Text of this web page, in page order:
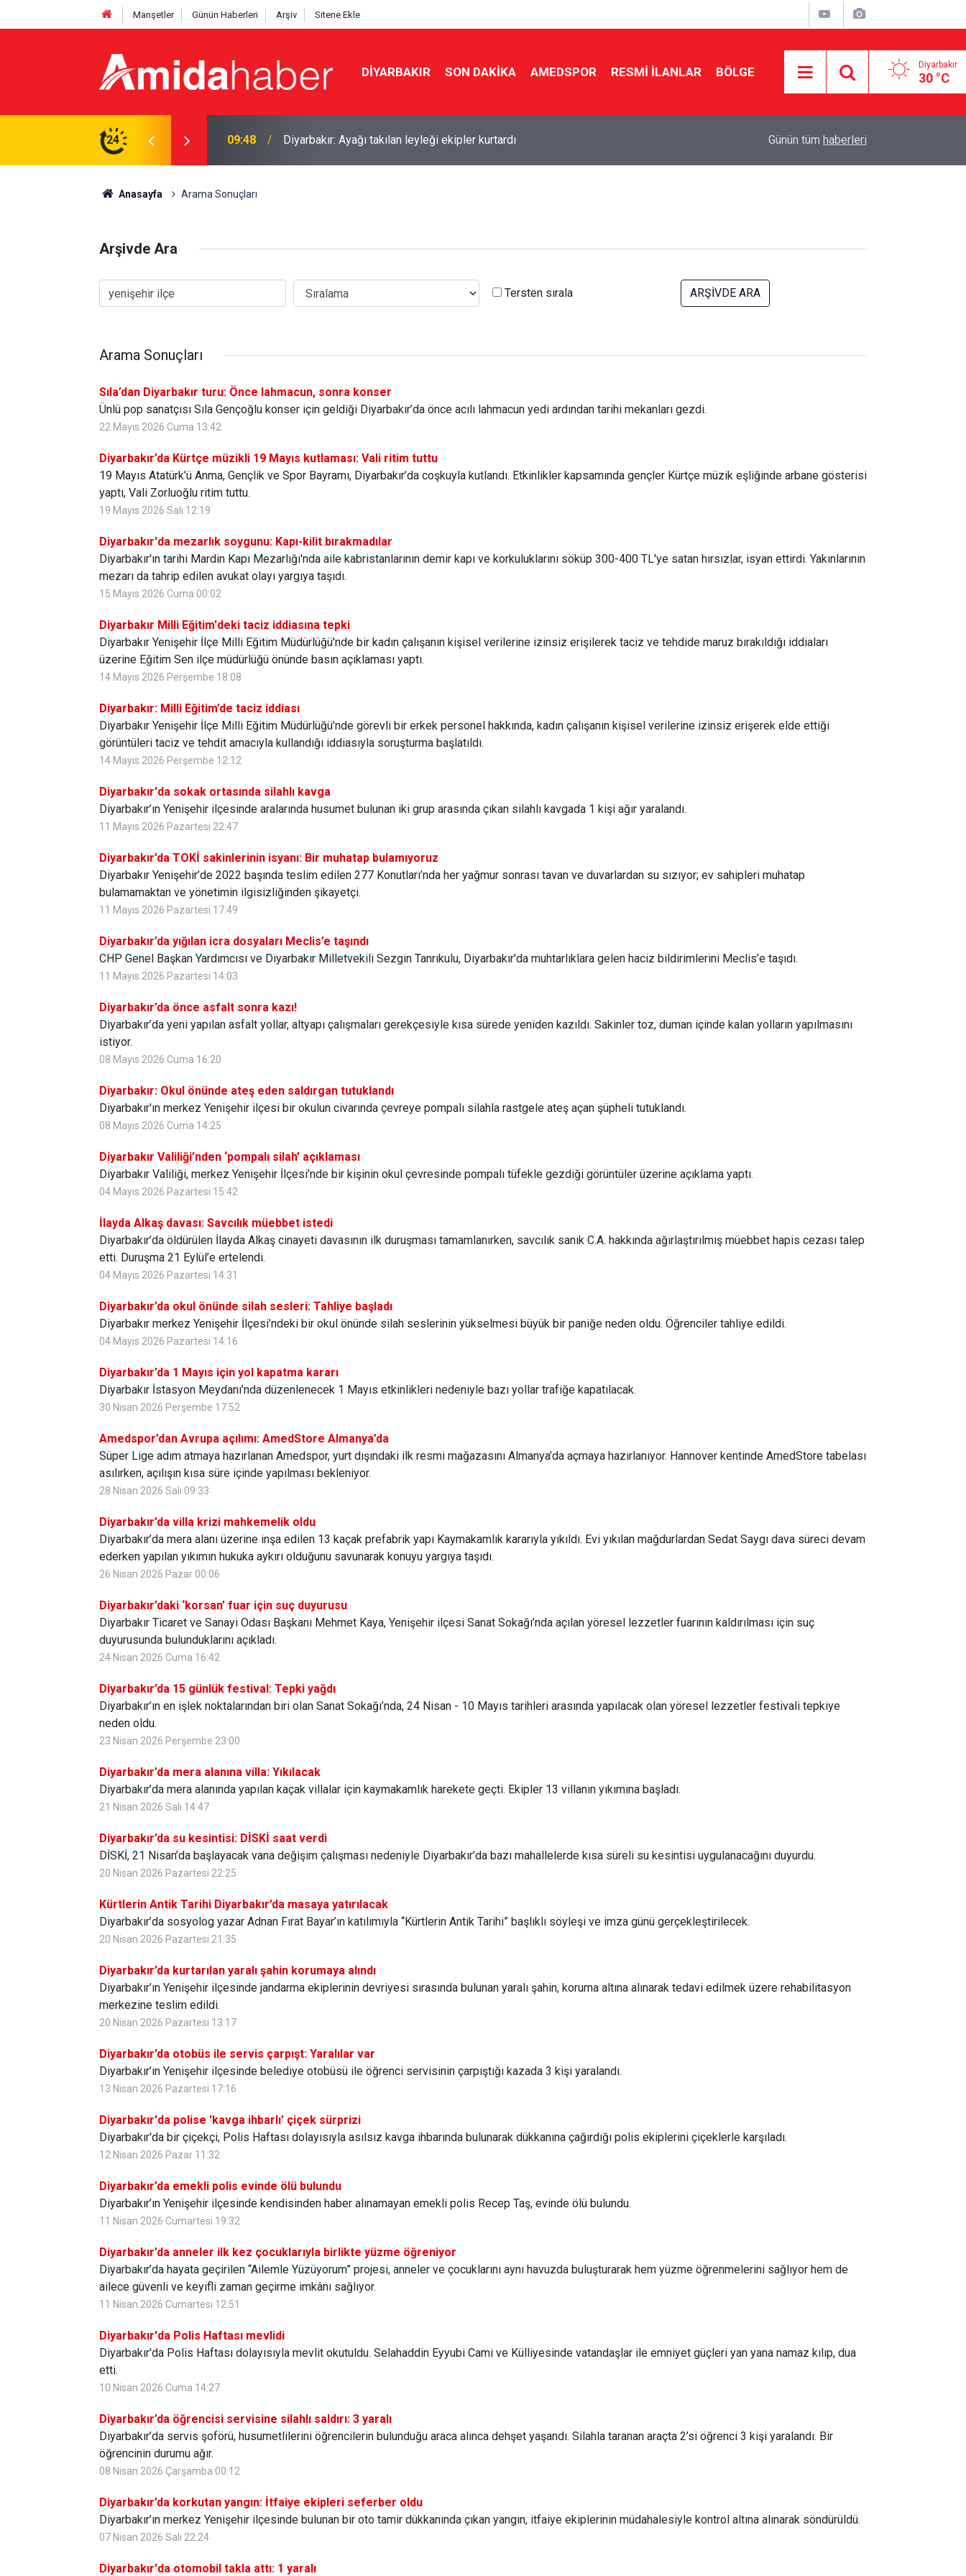
Manşetler Günün Haberleri Arşiv Sitene Ekle
DIYARBAKIR SON DAKIKA AMEDSPOR RESMI İLANLAR BÖLGE Diyarbakır
30 °C
24
09:48
Diyarbakır: Ayağı takılan leyleği ekipler kurtardı
08:41
Diyarbakır’daki hastanelere 257 personel alınacak Amedspor altıncı sıradaydı, ilk üçe girdi
Günün tüm haberleri
Anasayfa Arama Sonuçları
Arşivde Ara
Tersten sırala ARŞİVDE ARA
Arama Sonuçları
Sıla’dan Diyarbakır turu: Önce lahmacun, sonra konser
Ünlü pop sanatçısı Sıla Gençoğlu konser için geldiği Diyarbakır’da önce acılı lahmacun yedi ardından tarihi mekanları gezdi.
22 Mayıs 2026 Cuma 13:42
Diyarbakır’da Kürtçe müzikli 19 Mayıs kutlaması: Vali ritim tuttu
19 Mayıs Atatürk’ü Anma, Gençlik ve Spor Bayramı, Diyarbakır’da coşkuyla kutlandı. Etkinlikler kapsamında gençler Kürtçe müzik eşliğinde arbane gösterisi
yaptı, Vali Zorluoğlu ritim tuttu.
19 Mayıs 2026 Salı 12:19
Diyarbakır'da mezarlık soygunu: Kapı-kilit bırakmadılar
Diyarbakır'ın tarihi Mardin Kapı Mezarlığı'nda aile kabristanlarının demir kapı ve korkuluklarını söküp 300-400 TL'ye satan hırsızlar, isyan ettirdi. Yakınlarının
mezarı da tahrip edilen avukat olayı yargıya taşıdı.
15 Mayıs 2026 Cuma 00:02
Diyarbakır Milli Eğitim'deki taciz iddiasına tepki
Diyarbakır Yenişehir İlçe Milli Eğitim Müdürlüğü'nde bir kadın çalışanın kişisel verilerine izinsiz erişilerek taciz ve tehdide maruz bırakıldığı iddiaları
üzerine Eğitim Sen ilçe müdürlüğü önünde basın açıklaması yaptı.
14 Mayıs 2026 Perşembe 18:08
Diyarbakır: Milli Eğitim’de taciz iddiası
Diyarbakır Yenişehir İlçe Milli Eğitim Müdürlüğü’nde görevli bir erkek personel hakkında, kadın çalışanın kişisel verilerine izinsiz erişerek elde ettiği
görüntüleri taciz ve tehdit amacıyla kullandığı iddiasıyla soruşturma başlatıldı.
14 Mayıs 2026 Perşembe 12:12
Diyarbakır'da sokak ortasında silahlı kavga
Diyarbakır’ın Yenişehir ilçesinde aralarında husumet bulunan iki grup arasında çıkan silahlı kavgada 1 kişi ağır yaralandı.
11 Mayıs 2026 Pazartesi 22:47
Diyarbakır’da TOKİ sakinlerinin isyanı: Bir muhatap bulamıyoruz
Diyarbakır Yenişehir’de 2022 başında teslim edilen 277 Konutları’nda her yağmur sonrası tavan ve duvarlardan su sızıyor; ev sahipleri muhatap
bulamamaktan ve yönetimin ilgisizliğinden şikayetçi.
11 Mayıs 2026 Pazartesi 17:49
Diyarbakır’da yığılan icra dosyaları Meclis’e taşındı
CHP Genel Başkan Yardımcısı ve Diyarbakır Milletvekili Sezgin Tanrıkulu, Diyarbakır'da muhtarlıklara gelen haciz bildirimlerini Meclis’e taşıdı.
11 Mayıs 2026 Pazartesi 14:03
Diyarbakır’da önce asfalt sonra kazı!
Diyarbakır’da yeni yapılan asfalt yollar, altyapı çalışmaları gerekçesiyle kısa sürede yeniden kazıldı. Sakinler toz, duman içinde kalan yolların yapılmasını
istiyor.
08 Mayıs 2026 Cuma 16:20
Diyarbakır: Okul önünde ateş eden saldırgan tutuklandı
Diyarbakır'ın merkez Yenişehir ilçesi bir okulun civarında çevreye pompalı silahla rastgele ateş açan şüpheli tutuklandı.
08 Mayıs 2026 Cuma 14:25
Diyarbakır Valiliği’nden ‘pompalı silah’ açıklaması
Diyarbakır Valiliği, merkez Yenişehir İlçesi’nde bir kişinin okul çevresinde pompalı tüfekle gezdiği görüntüler üzerine açıklama yaptı.
04 Mayıs 2026 Pazartesi 15:42
İlayda Alkaş davası: Savcılık müebbet istedi
Diyarbakır’da öldürülen İlayda Alkaş cinayeti davasının ilk duruşması tamamlanırken, savcılık sanık C.A. hakkında ağırlaştırılmış müebbet hapis cezası talep
etti. Duruşma 21 Eylül’e ertelendi.
04 Mayıs 2026 Pazartesi 14:31
Diyarbakır’da okul önünde silah sesleri: Tahliye başladı
Diyarbakır merkez Yenişehir İlçesi’ndeki bir okul önünde silah seslerinin yükselmesi büyük bir paniğe neden oldu. Öğrenciler tahliye edildi.
04 Mayıs 2026 Pazartesi 14:16
Diyarbakır’da 1 Mayıs için yol kapatma kararı
Diyarbakır İstasyon Meydanı’nda düzenlenecek 1 Mayıs etkinlikleri nedeniyle bazı yollar trafiğe kapatılacak.
30 Nisan 2026 Perşembe 17:52
Amedspor’dan Avrupa açılımı: AmedStore Almanya’da
Süper Lige adım atmaya hazırlanan Amedspor, yurt dışındaki ilk resmi mağazasını Almanya’da açmaya hazırlanıyor. Hannover kentinde AmedStore tabelası
asılırken, açılışın kısa süre içinde yapılması bekleniyor.
28 Nisan 2026 Salı 09:33
Diyarbakır’da villa krizi mahkemelik oldu
Diyarbakır’da mera alanı üzerine inşa edilen 13 kaçak prefabrik yapı Kaymakamlık kararıyla yıkıldı. Evi yıkılan mağdurlardan Sedat Saygı dava süreci devam
ederken yapılan yıkımın hukuka aykırı olduğunu savunarak konuyu yargıya taşıdı.
26 Nisan 2026 Pazar 00:06
Diyarbakır’daki ‘korsan’ fuar için suç duyurusu
Diyarbakır Ticaret ve Sanayi Odası Başkanı Mehmet Kaya, Yenişehir ilçesi Sanat Sokağı’nda açılan yöresel lezzetler fuarının kaldırılması için suç
duyurusunda bulunduklarını açıkladı.
24 Nisan 2026 Cuma 16:42
Diyarbakır’da 15 günlük festival: Tepki yağdı
Diyarbakır’ın en işlek noktalarından biri olan Sanat Sokağı’nda, 24 Nisan - 10 Mayıs tarihleri arasında yapılacak olan yöresel lezzetler festivali tepkiye
neden oldu.
23 Nisan 2026 Perşembe 23:00
Diyarbakır’da mera alanına villa: Yıkılacak
Diyarbakır’da mera alanında yapılan kaçak villalar için kaymakamlık harekete geçti. Ekipler 13 villanın yıkımına başladı.
21 Nisan 2026 Salı 14:47
Diyarbakır’da su kesintisi: DİSKİ saat verdi
DİSKİ, 21 Nisan’da başlayacak vana değişim çalışması nedeniyle Diyarbakır’da bazı mahallelerde kısa süreli su kesintisi uygulanacağını duyurdu.
20 Nisan 2026 Pazartesi 22:25
Kürtlerin Antik Tarihi Diyarbakır’da masaya yatırılacak
Diyarbakır’da sosyolog yazar Adnan Fırat Bayar’ın katılımıyla “Kürtlerin Antik Tarihi” başlıklı söyleşi ve imza günü gerçekleştirilecek.
20 Nisan 2026 Pazartesi 21:35
Diyarbakır’da kurtarılan yaralı şahin korumaya alındı
Diyarbakır’ın Yenişehir ilçesinde jandarma ekiplerinin devriyesi sırasında bulunan yaralı şahin, koruma altına alınarak tedavi edilmek üzere rehabilitasyon
merkezine teslim edildi.
20 Nisan 2026 Pazartesi 13:17
Diyarbakır’da otobüs ile servis çarpışt: Yaralılar var
Diyarbakır’ın Yenişehir ilçesinde belediye otobüsü ile öğrenci servisinin çarpıştığı kazada 3 kişi yaralandı.
13 Nisan 2026 Pazartesi 17:16
Diyarbakır'da polise 'kavga ihbarlı' çiçek sürprizi
Diyarbakır'da bir çiçekçi, Polis Haftası dolayısıyla asılsız kavga ihbarında bulunarak dükkanına çağırdığı polis ekiplerini çiçeklerle karşıladı.
12 Nisan 2026 Pazar 11:32
Diyarbakır’da emekli polis evinde ölü bulundu
Diyarbakır’ın Yenişehir ilçesinde kendisinden haber alınamayan emekli polis Recep Taş, evinde ölü bulundu.
11 Nisan 2026 Cumartesi 19:32
Diyarbakır’da anneler ilk kez çocuklarıyla birlikte yüzme öğreniyor
Diyarbakır’da hayata geçirilen “Ailemle Yüzüyorum” projesi, anneler ve çocuklarını aynı havuzda buluşturarak hem yüzme öğrenmelerini sağlıyor hem de
ailece güvenli ve keyifli zaman geçirme imkânı sağlıyor.
11 Nisan 2026 Cumartesi 12:51
Diyarbakır'da Polis Haftası mevlidi
Diyarbakır'da Polis Haftası dolayısıyla mevlit okutuldu. Selahaddin Eyyubi Cami ve Külliyesinde vatandaşlar ile emniyet güçleri yan yana namaz kılıp, dua
etti.
10 Nisan 2026 Cuma 14:27
Diyarbakır’da öğrencisi servisine silahlı saldırı: 3 yaralı
Diyarbakır’da servis şoförü, husumetlilerini öğrencilerin bulunduğu araca alınca dehşet yaşandı. Silahla taranan araçta 2’si öğrenci 3 kişi yaralandı. Bir
öğrencinin durumu ağır.
08 Nisan 2026 Çarşamba 00:12
Diyarbakır’da korkutan yangın: İtfaiye ekipleri seferber oldu
Diyarbakır’ın merkez Yenişehir ilçesinde bulunan bir oto tamir dükkanında çıkan yangın, itfaiye ekiplerinin müdahalesiyle kontrol altına alınarak söndürüldü.
07 Nisan 2026 Salı 22:24
Diyarbakır'da otomobil takla attı: 1 yaralı